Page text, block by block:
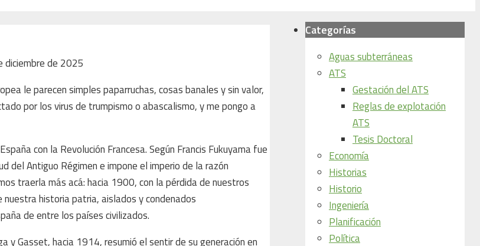
diciembre de 2025
le parecen simples paparruchas, cosas banales y sin valor,
por los virus de trumpismo o abascalismo, y me pongo a
con la Revolución Francesa. Según Francis Fukuyama fue
del Antiguo Régimen e impone el imperio de la razón
traerla más acá: hacia 1900, con la pérdida de nuestros
historia patria, aislados y condenados
de entre los países civilizados.
Gasset, hacia 1914, resumió el sentir de su generación en
Categorías
Aguas subterráneas
ATS
Gestación del ATS
Reglas de explotación
ATS
Tesis Doctoral
Economía
Historias
Historio
Ingeniería
Planificación
Política